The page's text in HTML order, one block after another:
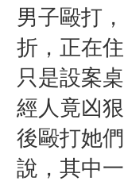
男子毆打
折 ，正在
只是設案
經人竟凶
後毆打她
說，其中